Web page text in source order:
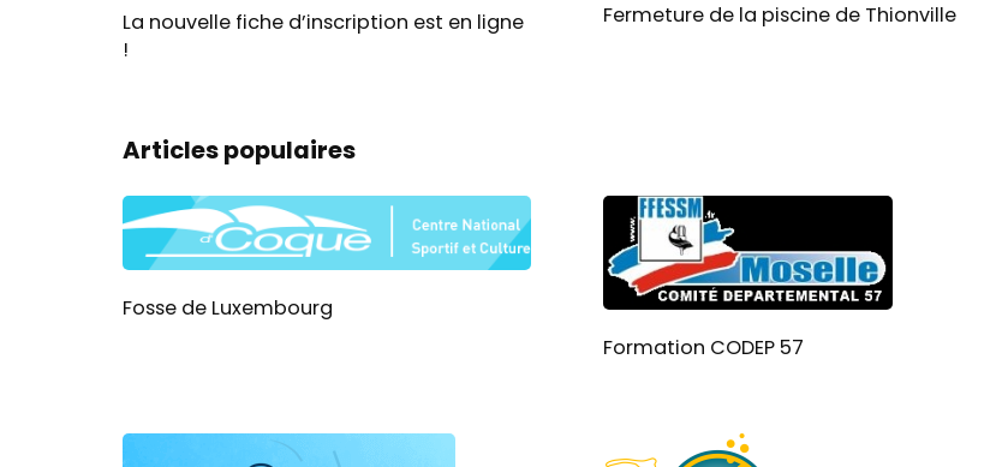
La nouvelle fiche d’inscription est en ligne
!
Fermeture de la piscine de Thionville
Articles populaires
Fosse de Luxembourg
Formation CODEP 57